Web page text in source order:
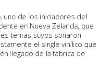
, uno de los iniciadores del
en Nueva Zelanda, que
temas suyos sonaron
el single vinílico que
llegado de la fábrica de